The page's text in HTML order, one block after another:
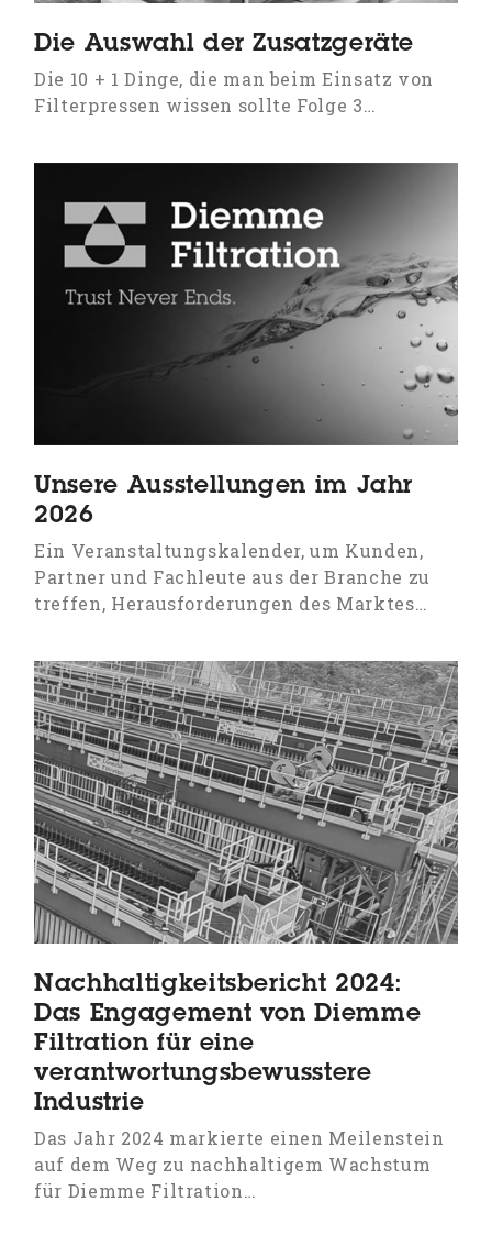
Die Auswahl der Zusatzgeräte
Die 10 + 1 Dinge, die man beim Einsatz von
Filterpressen wissen sollte Folge 3…
Unsere Ausstellungen im Jahr
2026
Ein Veranstaltungskalender, um Kunden,
Partner und Fachleute aus der Branche zu
treffen, Herausforderungen des Marktes…
Nachhaltigkeitsbericht 2024:
Das Engagement von Diemme
Filtration für eine
verantwortungsbewusstere
Industrie
Das Jahr 2024 markierte einen Meilenstein
auf dem Weg zu nachhaltigem Wachstum
für Diemme Filtration…